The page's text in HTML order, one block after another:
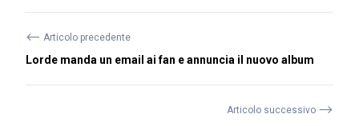
⟵ Articolo precedente
Lorde manda un email ai fan e annuncia il nuovo album
Articolo successivo ⟶